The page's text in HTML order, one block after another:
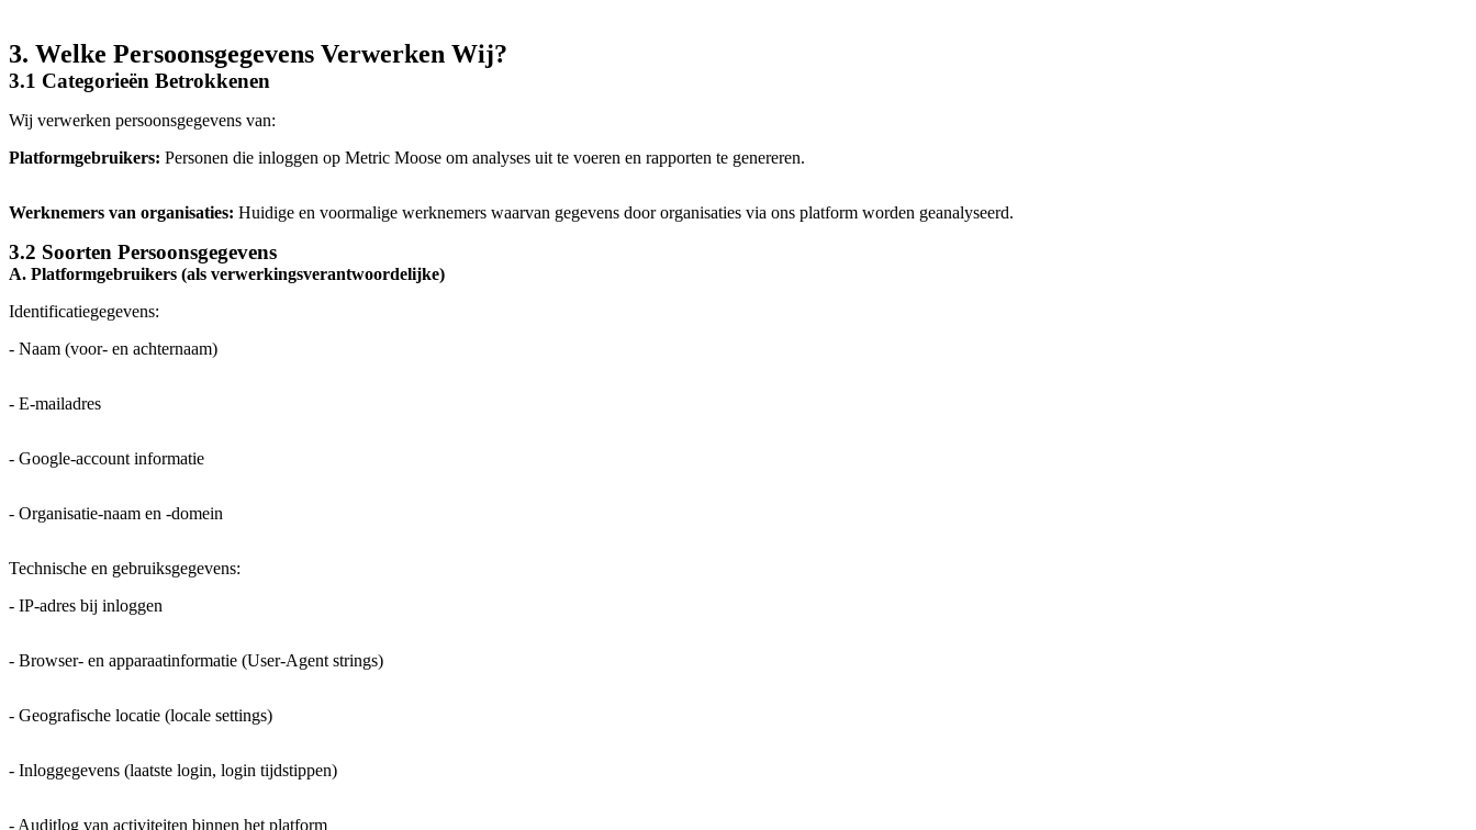
3. Welke Persoonsgegevens Verwerken Wij?
3.1 Categorieën Betrokkenen
Wij verwerken persoonsgegevens van:
Platformgebruikers: Personen die inloggen op Metric Moose om analyses uit te voeren en rapporten te genereren.
Werknemers van organisaties: Huidige en voormalige werknemers waarvan gegevens door organisaties via ons platform worden geanalyseerd.
3.2 Soorten Persoonsgegevens
A. Platformgebruikers (als verwerkingsverantwoordelijke)
Identificatiegegevens:
- Naam (voor- en achternaam)
- E-mailadres
- Google-account informatie
- Organisatie-naam en -domein
Technische en gebruiksgegevens:
- IP-adres bij inloggen
- Browser- en apparaatinformatie (User-Agent strings)
- Geografische locatie (locale settings)
- Inloggegevens (laatste login, login tijdstippen)
- Auditlog van activiteiten binnen het platform